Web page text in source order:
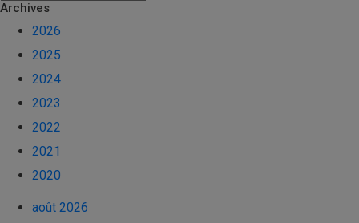
Archives
2026
2025
2024
2023
2022
2021
2020
août 2026